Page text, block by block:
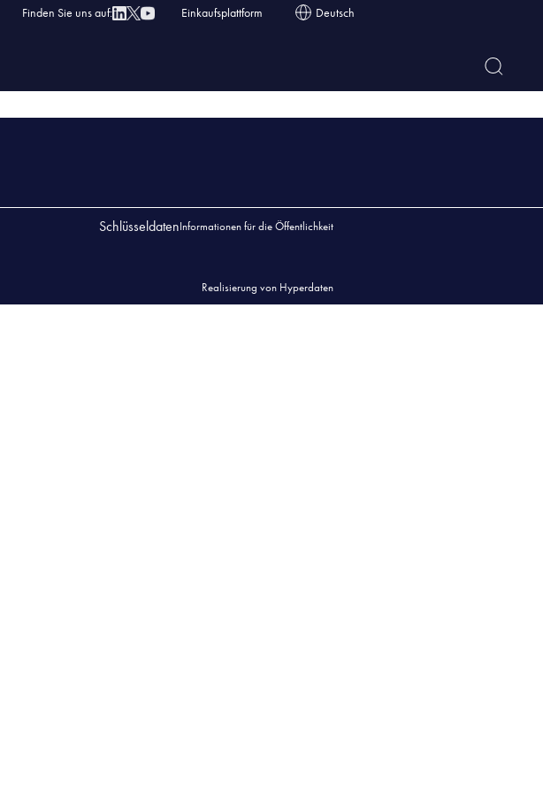
Finden Sie uns auf: Einkaufsplattform Deutsch
STRZAŁKOWSKIM
SchlüsseldatenInformationen für die Öffentlichkeit
Realisierung von Hyperdaten